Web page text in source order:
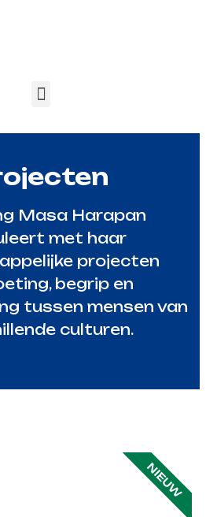
Masa Harapan
met haar
projecten
begrip en
tussen mensen van
culturen.
NIEUW